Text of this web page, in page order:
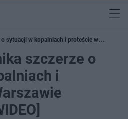
sytuacji w kopalniach i proteście w
szczerze o
i